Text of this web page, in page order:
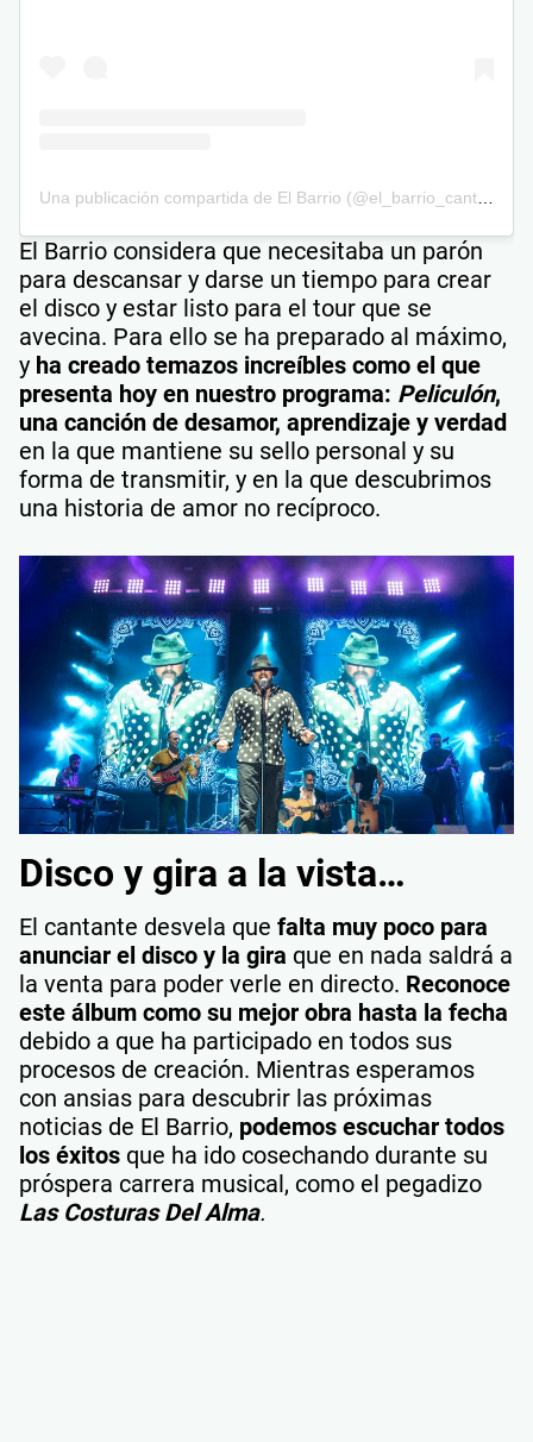
El Barrio considera que necesitaba un parón
para descansar y darse un tiempo para crear
el disco y estar listo para el tour que se
avecina. Para ello se ha preparado al máximo,
y ha creado temazos increíbles como el que
presenta hoy en nuestro programa: Peliculón,
una canción de desamor, aprendizaje y verdad
en la que mantiene su sello personal y su
forma de transmitir, y en la que descubrimos
una historia de amor no recíproco.
Disco y gira a la vista…
El cantante desvela que falta muy poco para
anunciar el disco y la gira que en nada saldrá a
la venta para poder verle en directo. Reconoce
este álbum como su mejor obra hasta la fecha
debido a que ha participado en todos sus
procesos de creación. Mientras esperamos
con ansias para descubrir las próximas
noticias de El Barrio, podemos escuchar todos
los éxitos que ha ido cosechando durante su
próspera carrera musical, como el pegadizo
Las Costuras Del Alma.